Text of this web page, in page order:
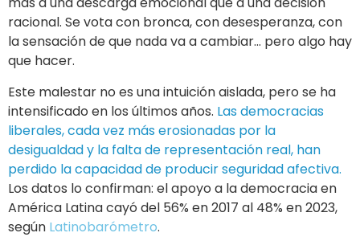
racional. Se vota con bronca, con desesperanza, con
la sensación de que nada va a cambiar… pero algo hay
que hacer.
Este malestar no es una intuición aislada, pero se ha
intensificado en los últimos años. Las democracias
liberales, cada vez más erosionadas por la
desigualdad y la falta de representación real, han
perdido la capacidad de producir seguridad afectiva.
Los datos lo confirman: el apoyo a la democracia en
América Latina cayó del 56% en 2017 al 48% en 2023,
según Latinobarómetro.